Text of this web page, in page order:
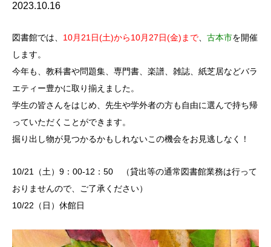
2023.10.16
図書館では、 10月21日(土)から10月27日(金)まで 古本市を開催
します。
今年も、教科書や問題集、専門書、楽譜、雑誌、紙芝居などバラ
エティー豊かに取り揃えました。
学生の皆さんをはじめ、先生や学外者の方も自由に選んで持ち帰
っていただくことができます。
掘り出し物が見つかるかもしれないこの機会をお見逃しなく！
10/21（土）9：00-12：50 （貸出等の通常図書館業務は行って
おりませんので、ご了承ください）
10/22（日）休館日